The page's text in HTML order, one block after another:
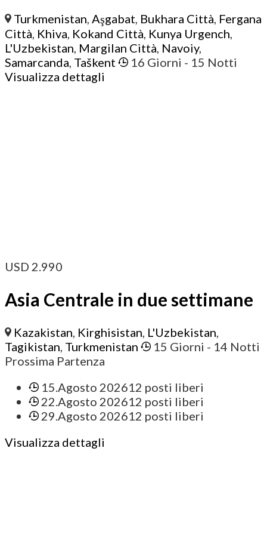
Turkmenistan,Aşgabat, Bukhara Città, Fergana
Città, Khiva, Kokand Città, Kunya Urgench,
L'Uzbekistan, Margilan Città, Navoiy,
Samarcanda, Taškent 16 Giorni - 15 Notti
Visualizza dettagli
USD 2.990
Asia Centrale in due settimane
Kazakistan, Kirghisistan, L'Uzbekistan,
Tagikistan, Turkmenistan 15 Giorni - 14 Notti
Prossima Partenza
15.Agosto 202612 posti liberi
22.Agosto 202612 posti liberi
29.Agosto 202612 posti liberi
Visualizza dettagli